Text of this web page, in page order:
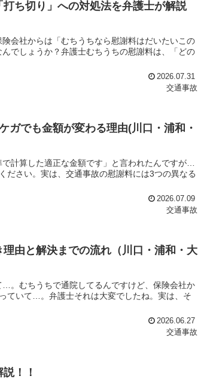
ち切り」への対処法を弁護士が解説
会社からは「むちうちなら慰謝料はだいたいこの
でしょうか？弁護士むちうちの慰謝料は、「どの
2026.07.31
交通事故
でも金額が変わる理由(川口・浦和・
計算した適正な金額です」と言われたんですが…
ださい。実は、交通事故の慰謝料には3つの異なる
2026.07.09
交通事故
由と解決までの流れ（川口・浦和・大
。むちうちで通院してるんですけど、保険会社か
ていて…。弁護士それは大変でしたね。実は、そ
2026.06.27
交通事故
！！